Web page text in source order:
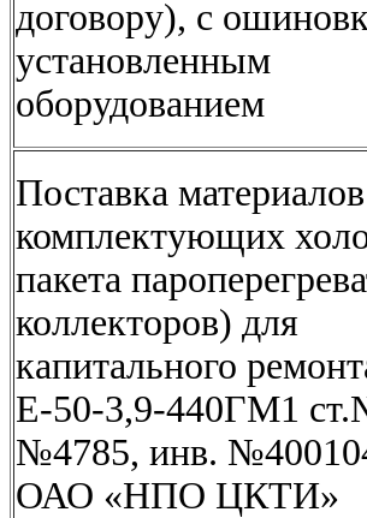
договору), с
установленным
оборудованием
Поставка
комплектующих
пакета
коллекторов) для
капитального
Е-50-3,9-440ГМ1
№4785, инв.
ОАО «НПО ЦКТИ»